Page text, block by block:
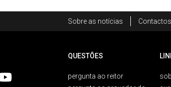
Sobre as notícias Contactos
QUESTÕES
pergunta ao reitor